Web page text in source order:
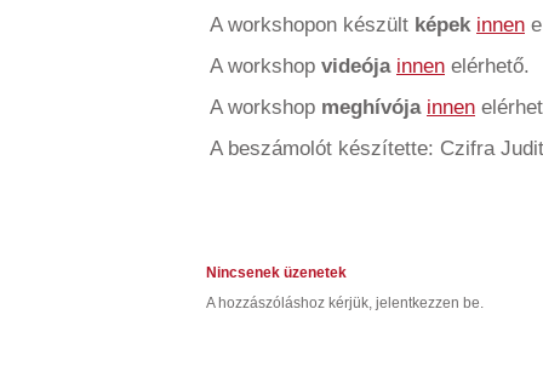
A workshopon készült képek innen
A workshop videója innen elérhető.
A workshop meghívója innen
A beszámolót készítette: Czifra
Nincsenek üzenetek
A hozzászóláshoz kérjük, jelentkezzen be.